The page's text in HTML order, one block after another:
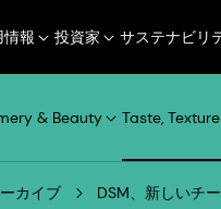
情報 投資家 サステナビリ
& Beauty Taste,
カイブ DSM、新しいチ